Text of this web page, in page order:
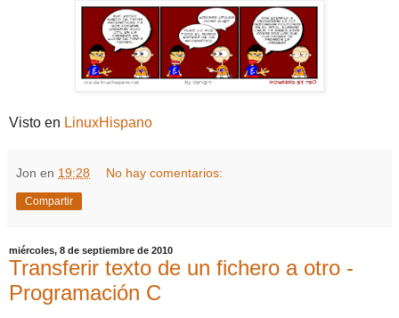
Visto en LinuxHispano
Jon en 19:28 No hay comentarios:
Compartir
miércoles, 8 de septiembre de 2010
Transferir texto de un fichero a otro -
Programación C